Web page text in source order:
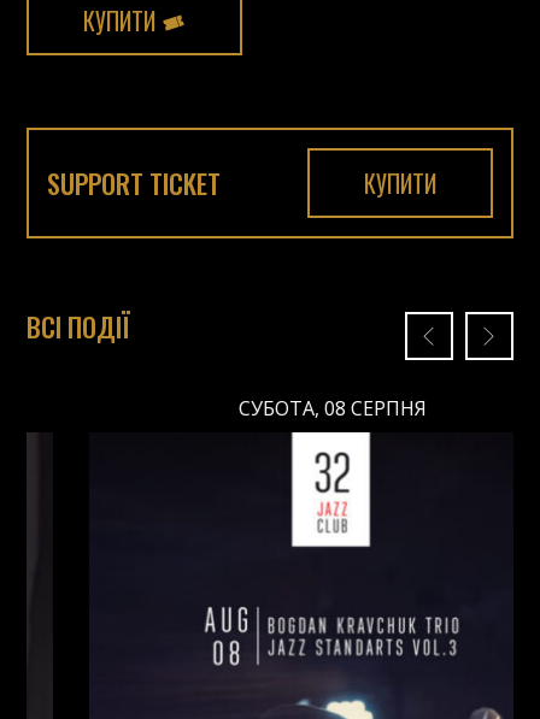
КУПИТИ
SUPPORT TICKET КУПИТИ
ВСІ ПОДІЇ
СУБОТА, 08 СЕРПНЯ